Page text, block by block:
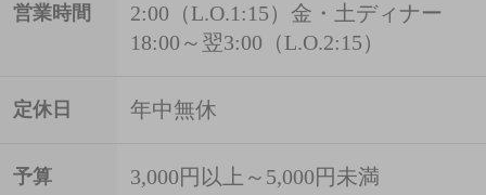
営業時間
2:00（L.O.1:15）金・土ディナー
18:00～翌3:00（L.O.2:15）
定休日 年中無休
予算 3,000円以上～5,000円未満